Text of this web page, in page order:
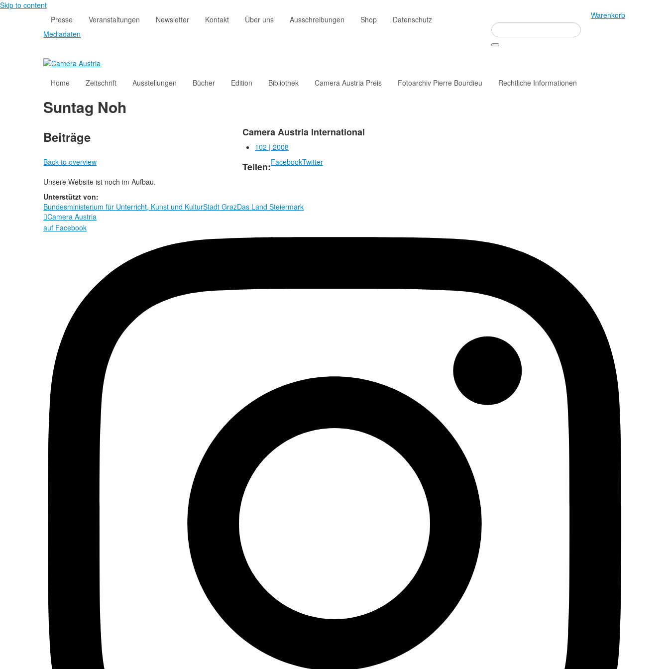
Skip to content
Presse
Veranstaltungen Newsletter Kontakt Über uns Ausschreibungen Shop
Datenschutz
Mediadaten
Warenkorb
Home Zeitschrift Ausstellungen Bücher Edition Bibliothek Camera Austria Preis Fotoarchiv Pierre Bourdieu Rechtliche Informationen
Suntag Noh
Beiträge Camera Austria International
102 | 2008
Back to overview
Teilen:FacebookTwitter
Unsere Website ist noch im Aufbau.
Unterstützt von:
Bundesministerium für Unterricht, Kunst und KulturStadt GrazDas Land Steiermark
Camera Austria
auf Facebook